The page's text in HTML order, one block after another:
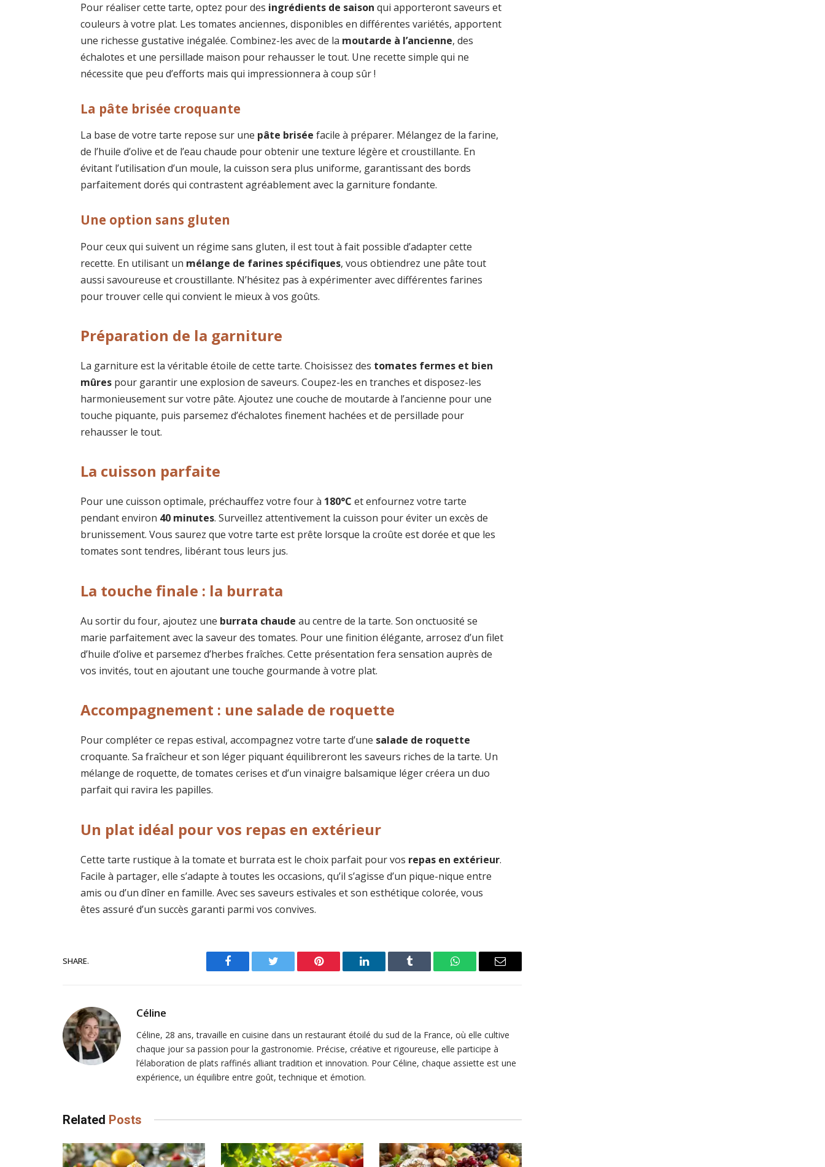
Pour réaliser cette tarte, optez pour des ingrédients de saison qui apporteront saveurs et
couleurs à votre plat. Les tomates anciennes, disponibles en différentes variétés, apportent
une richesse gustative inégalée. Combinez-les avec de la moutarde à l’ancienne, des
échalotes et une persillade maison pour rehausser le tout. Une recette simple qui ne
nécessite que peu d’efforts mais qui impressionnera à coup sûr !
La pâte brisée croquante
La base de votre tarte repose sur une pâte brisée facile à préparer. Mélangez de la farine,
de l’huile d’olive et de l’eau chaude pour obtenir une texture légère et croustillante. En
évitant l’utilisation d’un moule, la cuisson sera plus uniforme, garantissant des bords
parfaitement dorés qui contrastent agréablement avec la garniture fondante.
Une option sans gluten
Pour ceux qui suivent un régime sans gluten, il est tout à fait possible d’adapter cette
recette. En utilisant un mélange de farines spécifiques, vous obtiendrez une pâte tout
aussi savoureuse et croustillante. N’hésitez pas à expérimenter avec différentes farines
pour trouver celle qui convient le mieux à vos goûts.
Préparation de la garniture
La garniture est la véritable étoile de cette tarte. Choisissez des tomates fermes et bien
mûres pour garantir une explosion de saveurs. Coupez-les en tranches et disposez-les
harmonieusement sur votre pâte. Ajoutez une couche de moutarde à l’ancienne pour une
touche piquante, puis parsemez d’échalotes finement hachées et de persillade pour
rehausser le tout.
La cuisson parfaite
Pour une cuisson optimale, préchauffez votre four à 180°C et enfournez votre tarte
pendant environ 40 minutes. Surveillez attentivement la cuisson pour éviter un excès de
brunissement. Vous saurez que votre tarte est prête lorsque la croûte est dorée et que les
tomates sont tendres, libérant tous leurs jus.
La touche finale : la burrata
Au sortir du four, ajoutez une burrata chaude au centre de la tarte. Son onctuosité se
marie parfaitement avec la saveur des tomates. Pour une finition élégante, arrosez d’un filet
d’huile d’olive et parsemez d’herbes fraîches. Cette présentation fera sensation auprès de
vos invités, tout en ajoutant une touche gourmande à votre plat.
Accompagnement : une salade de roquette
Pour compléter ce repas estival, accompagnez votre tarte d’une salade de roquette
croquante. Sa fraîcheur et son léger piquant équilibreront les saveurs riches de la tarte. Un
mélange de roquette, de tomates cerises et d’un vinaigre balsamique léger créera un duo
parfait qui ravira les papilles.
Un plat idéal pour vos repas en extérieur
Cette tarte rustique à la tomate et burrata est le choix parfait pour vos repas en extérieur.
Facile à partager, elle s’adapte à toutes les occasions, qu’il s’agisse d’un pique-nique entre
amis ou d’un dîner en famille. Avec ses saveurs estivales et son esthétique colorée, vous
êtes assuré d’un succès garanti parmi vos convives.
SHARE.
Facebook Twitter Pinterest LinkedIn Tumblr WhatsAppEmail
Céline
Céline, 28 ans, travaille en cuisine dans un restaurant étoilé du sud de la France, où elle cultive
chaque jour sa passion pour la gastronomie. Précise, créative et rigoureuse, elle participe à
l’élaboration de plats raffinés alliant tradition et innovation. Pour Céline, chaque assiette est une
expérience, un équilibre entre goût, technique et émotion.
Related Posts